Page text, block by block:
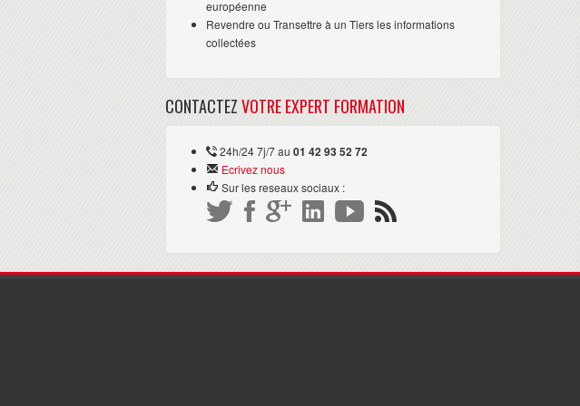
européenne
Revendre ou Transettre à un Tiers les informations
collectées
CONTACTEZVOTRE EXPERT FORMATION
24h/24 7j/7 au 01 42 93 52 72
Ecrivez nous
Sur les reseaux sociaux :